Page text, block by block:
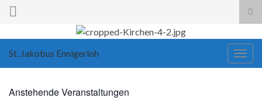
Search for:
St. Jakobus Ennigerloh
Anstehende Veranstaltungen